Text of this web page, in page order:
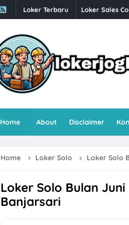
Loker Terbaru Loker Crew
Loker
Loker PT Multi
Loker Kota
Loker
Loker
Loker
Home About Disclaimer
Home Loker Solo Loker Solo
Loker Solo Bulan
Banjarsari